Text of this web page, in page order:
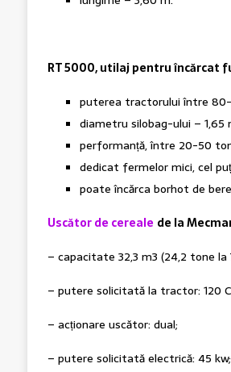
RT 5000, utilaj pentru încărcat
puterea tractorului între 80-
diametru silobag-ului – 1,65
performanță, între 20-50
dedicat fermelor mici, cel
poate încărca borhot de
Uscător de cereale de la
– capacitate 32,3 m3 (24,2
– putere solicitată la tractor: 120
– acționare uscător: dual;
– putere solicitată electrică: 45 kw;